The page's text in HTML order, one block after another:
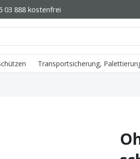
03 888 kostenfrei
Transportsicherung,